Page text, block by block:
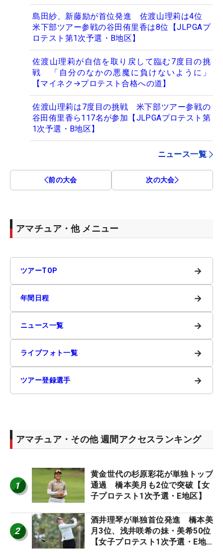
島田紗、新藤励が首位発進 佐渡山理莉は4位
米下部ツアー参戦の谷田侑里香は8位【JLPGAプ
ロテスト第1次予選・B地区】
佐渡山理莉が自信を取り戻して臨む7度目の挑
戦 「自分のなかの悪魔に負けないように」
【マイネク→プロテスト合格への道】
佐渡山理莉は7度目の挑戦 米下部ツアー参戦の
谷田侑里香ら117名が参加【JLPGAプロテスト第
1次予選・B地区】
ニュース一覧
前の大会 次の大会
アマチュア・他 メニュー
ツアーTOP →
年間日程 →
ニュース一覧 →
ライブフォト一覧 →
ツアー登録選手 →
アマチュア・その他 週間アクセスランキング
1
黄金世代の杉原彩花が単独トップ
通過 橋本美月も2位で突破【女
子プロテスト1次予選・E地区】
2
酒井理琴が単独首位発進 橋本美
月3位、浅井咲希の妹・美希50位
【女子プロテスト1次予選・E地